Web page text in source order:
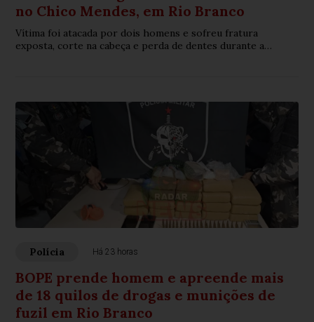
no Chico Mendes, em Rio Branco
Vítima foi atacada por dois homens e sofreu fratura
exposta, corte na cabeça e perda de dentes durante a
Polícia Há 23 horas
BOPE prende homem e apreende mais
de 18 quilos de drogas e munições de
fuzil em Rio Branco